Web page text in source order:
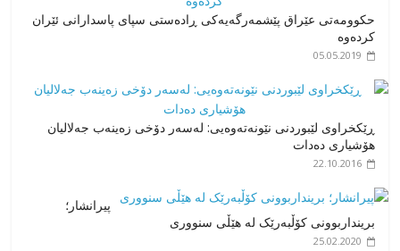
حکوومەتی عێراق پێشمەرگەیەکی ڕادەستی سپای پاسدارانی ئێران
کردەوە
05.05.2019
ڕێكخراوی لێبوردنی نێونه‌ته‌وه‌یی: لەسەر دۆخی زەینەب جەلالیان
هۆشیاری دەدات
22.10.2016
پیرانشار؛
برینداربوونی کۆڵبەرێک لە هێڵی سنووری
25.02.2020